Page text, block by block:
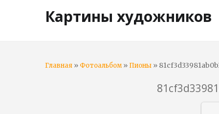
Картины художников
Главная » Фотоальбом» Пионы »